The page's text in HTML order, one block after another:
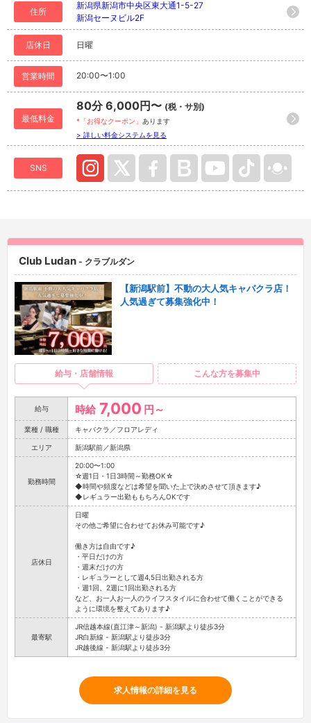
住所
新潟県新潟市中央区東大通1-5-27
新潟セーヌビル2F
店休日 日曜
営業時間 20:00〜1:00
最低料金
80分 6,000円〜 (税・サ別)
*「お得なクーポン」 あります
> 詳しい料金システムを見る
SNS
Club Ludan - クラブルダン
【新潟駅前】不動の大人気キャバクラ店！
人気過ぎて募集強化中！
給与・店舗情報 こんな方を募集中
給与 時給 7,000 円～
業種 / 職種 キャバクラ／フロアレディ
エリア 新潟駅前／新潟県
勤務時間
20:00〜1:00
☆週1日・1日3時間～勤務OK☆
◆時間や頻度などは希望を聞いた上で決めさせて頂きます♪
◆レギュラー出勤ももちろんOKです
店休日
日曜
その他ご希望に合わせてお休み可能です♪
働き方は自由です♪
・平日だけの方
・週末だけの方
・レギュラーとして週4,5日出勤される方
・週1回、2週に1回出勤される方
など、お一人お一人のライフスタイルに合わせて働くことができる
ように環境を整えてあります♪
最寄駅
JR信越本線(直江津～新潟) - 新潟駅より徒歩3分
JR白新線 - 新潟駅より徒歩3分
JR越後線 - 新潟駅より徒歩3分
求人情報の詳細を見る